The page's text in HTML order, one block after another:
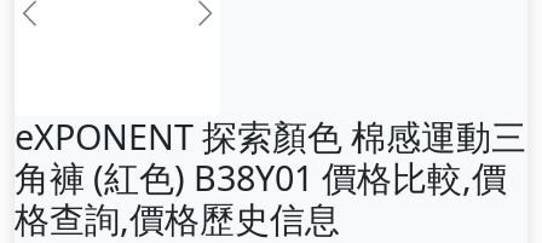
前一张 下一张
eXPONENT 探索顏色 棉感運動三
角褲 (紅色) B38Y01 價格比較,價
格查詢,價格歷史信息